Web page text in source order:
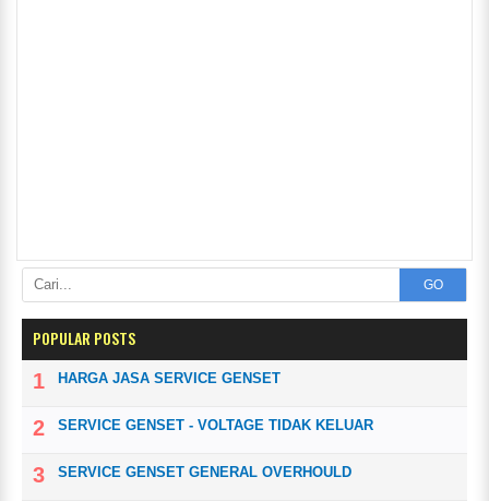
GO
POPULAR POSTS
HARGA JASA SERVICE GENSET
SERVICE GENSET - VOLTAGE TIDAK KELUAR
SERVICE GENSET GENERAL OVERHOULD